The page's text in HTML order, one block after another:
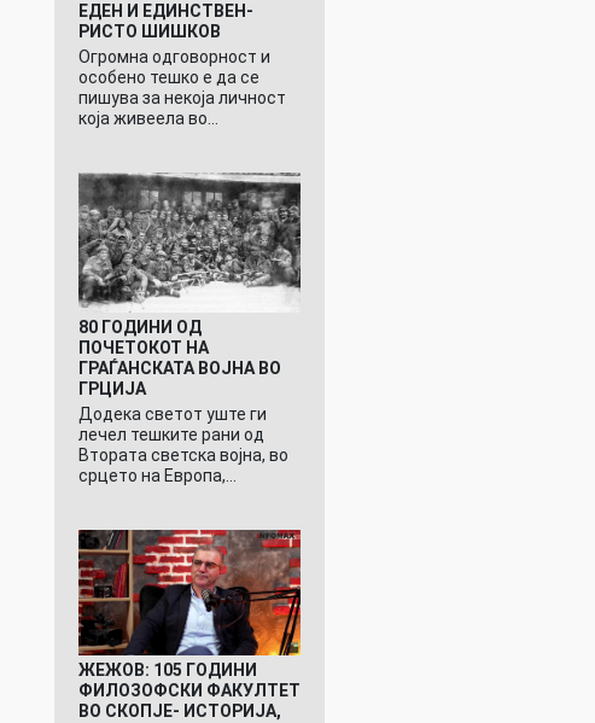
ЕДЕН И ЕДИНСТВЕН-
РИСТО ШИШКОВ
Огромна одговорност и
особено тешко е да се
пишува за некоја личност
која живеела во…
80 ГОДИНИ ОД
ПОЧЕТОКОТ НА
ГРАЃАНСКАТА ВОЈНА ВО
ГРЦИЈА
Додека светот уште ги
лечел тешките рани од
Втората светска војна, во
срцето на Европа,…
ЖЕЖОВ: 105 ГОДИНИ
ФИЛОЗОФСКИ ФАКУЛТЕТ
ВО СКОПЈЕ- ИСТОРИЈА,